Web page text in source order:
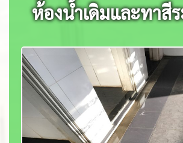
ห้องน้ำเดิมและทาสี